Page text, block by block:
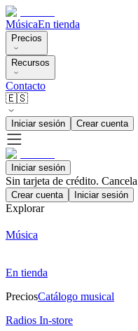
MúsicaEn tienda
Precios
Recursos
Contacto
🇪🇸
Iniciar sesión Crear cuenta
Iniciar sesión
Sin tarjeta de crédito.
Crear cuenta Iniciar sesión
Explorar
Música
En tienda
PreciosCatálogo musical
Radios In-store